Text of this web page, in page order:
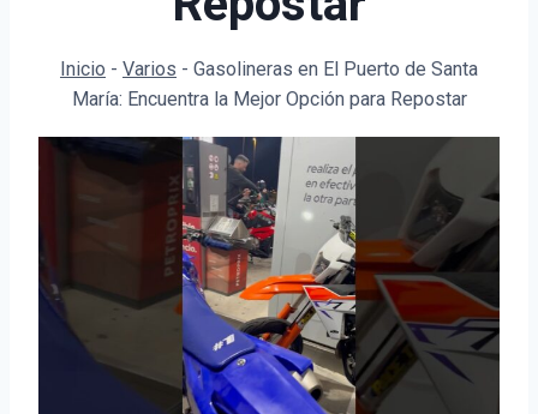
Inicio - Varios - Gasolineras en El Puerto de Santa
María: Encuentra la Mejor Opción para Repostar